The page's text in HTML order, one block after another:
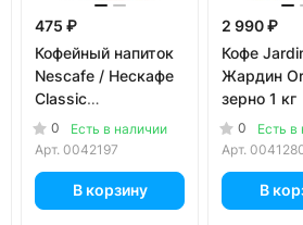
475 ₽
Кофейный напиток
Nescafe / Нескафе
Classic
растворимый 3в1,
20 пак x 14,5 гр
0
Есть в наличии
Арт. 0042197
В корзину
2 990 ₽
Кофе
Жардин
зерно 1 кг
0
Есть в
Арт.
В